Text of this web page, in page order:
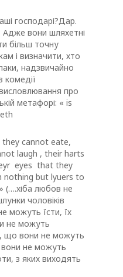
господарі?Дар.
вони шляхетні
більш точну
і визначити, хто
надзвичайно
комедії
про
метафорі: « is
cannot eate,
laugh , their harts
eyes that they
nothing but lyuers to
(….хіба любов не
чоловіків
можуть їсти, їх
не можуть
що вони не можуть
не можуть
з яких виходять